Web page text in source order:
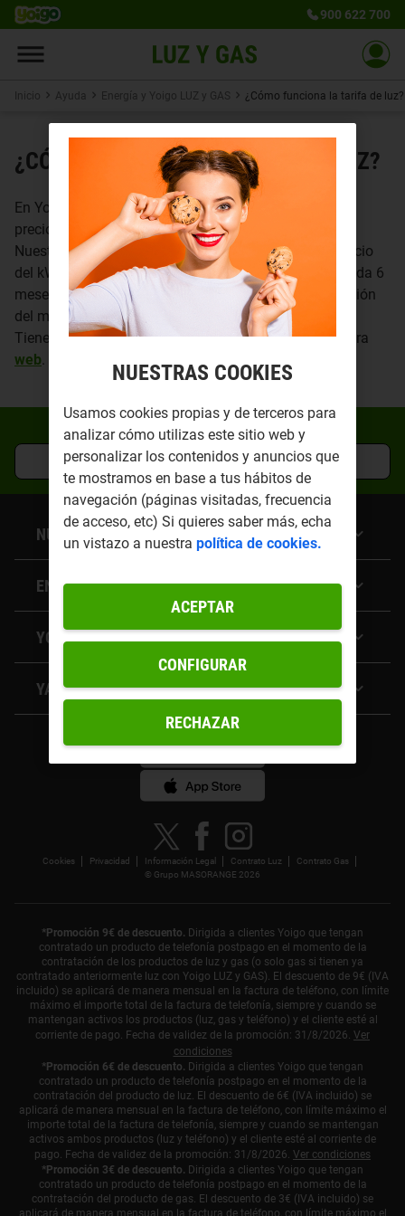
900 622 700
Inicio Ayuda Energía y Yoigo LUZ y GAS ¿Cómo funciona la tarifa de luz?
¿CÓMO FUNCIONA LA TARIFA DE LUZ?
En Yoigo LUZ y GAS te ofrecemos una tarifa de luz a
precio estable para cubrir tus necesidades..
Nuestra Tarifa Estable de Luzmantiene el mismo precio
del kWh a todas horas, sin variaciones mensuales. Cada 6
meses revisamos el precio para ajustarnos a la situación
del mercado.
Tienes más información sobre nuestra tarifa en nuestra
web.
¿Quieres empezar a ahorrar?
CONTRATAR GRATIS
NUESTRAS TARIFAS
Tarifas de gas
Tarifa de energía + móvil
Tarifas de Luz y Gas
Tarifa de Luz segunda Vivienda
Tarifa de Luz comunidad de vecinos
ENLACES DE INTERÉS
Contacta con nosotros
Condiciones descuento en telefonía
YOIGO LUZ Y GAS
¿Quiénes somos?
Compensación de huella de carbono
Ver versión en Euskera
YA SOY CLIENTE
App de Yoigo LUZ Y GAS
Cookies Privacidad Información Legal Contrato Luz
Contrato Gas
© Grupo MASORANGE 2026
*Promoción 9€ de descuento. Dirigida a clientes Yoigo que tengan
contratado un producto de telefonía postpago en el momento de la
contratación de los productos de luz y gas (o solo gas si tienen ya
contratado anteriormente luz con Yoigo LUZ y GAS). El descuento de 9€ (IVA
incluido) se aplicará de manera mensual en la factura de teléfono, con límite
máximo el importe total de la factura de telefonía, siempre y cuando se
mantengan activos los productos (luz, gas y teléfono) y el cliente esté al
corriente de pago. Fecha de validez de la promoción: 31/8/2026. Ver
condiciones
*Promoción 6€ de descuento. Dirigida a clientes Yoigo que tengan
contratado un producto de telefonía postpago en el momento de la
contratación del producto de luz. El descuento de 6€ (IVA incluido) se
aplicará de manera mensual en la factura de teléfono, con límite máximo el
importe total de la factura de telefonía, siempre y cuando se mantengan
activos ambos productos (luz y teléfono) y el cliente esté al corriente de
pago. Fecha de validez de la promoción: 31/8/2026. Ver condiciones
*Promoción 3€ de descuento. Dirigida a clientes Yoigo que tengan
contratado un producto de telefonía postpago en el momento de la
contratación del producto de gas. El descuento de 3€ (IVA incluido) se
aplicará de manera mensual en la factura de teléfono, con límite máximo el
NUESTRAS COOKIES
Usamos cookies propias y de terceros para
analizar cómo utilizas este sitio web y
personalizar los contenidos y anuncios que
te mostramos en base a tus hábitos de
navegación (páginas visitadas, frecuencia
de acceso, etc) Si quieres saber más, echa
un vistazo a nuestra política de cookies.
CONFIGURAR
RECHAZAR
ACEPTAR